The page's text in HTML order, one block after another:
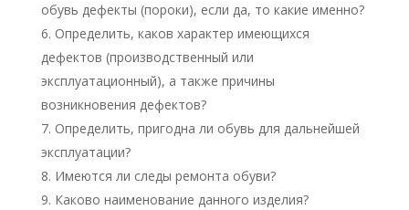
обувь дефекты (пороки), если да, то какие именно?
Определить, каков характер имеющихся
дефектов (производственный или
эксплуатационный), а также причины
возникновения дефектов?
Определить, пригодна ли обувь для дальнейшей
эксплуатации?
Имеются ли следы ремонта обуви?
Каково наименование данного изделия?